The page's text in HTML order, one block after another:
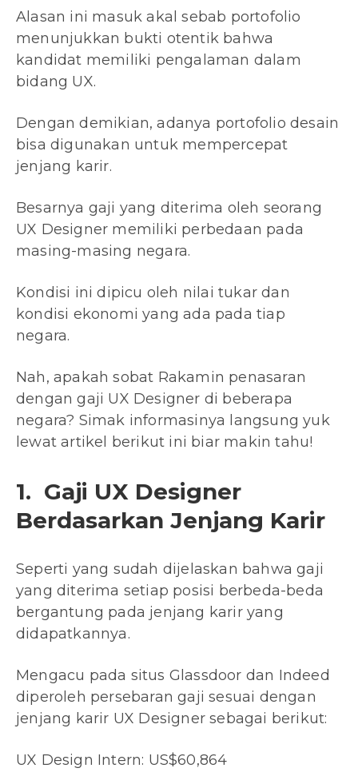
Alasan ini masuk akal sebab portofolio
menunjukkan bukti otentik bahwa
kandidat memiliki pengalaman dalam
bidang UX.
Dengan demikian, adanya portofolio desain
bisa digunakan untuk mempercepat
jenjang karir.
Besarnya gaji yang diterima oleh seorang
UX Designer memiliki perbedaan pada
masing-masing negara.
Kondisi ini dipicu oleh nilai tukar dan
kondisi ekonomi yang ada pada tiap
negara.
Nah, apakah sobat Rakamin penasaran
dengan gaji UX Designer di beberapa
negara? Simak informasinya langsung yuk
lewat artikel berikut ini biar makin tahu!
1. Gaji UX Designer
Berdasarkan Jenjang Karir
Seperti yang sudah dijelaskan bahwa gaji
yang diterima setiap posisi berbeda-beda
bergantung pada jenjang karir yang
didapatkannya.
Mengacu pada situs Glassdoor dan Indeed
diperoleh persebaran gaji sesuai dengan
jenjang karir UX Designer sebagai berikut:
UX Design Intern: US$60,864